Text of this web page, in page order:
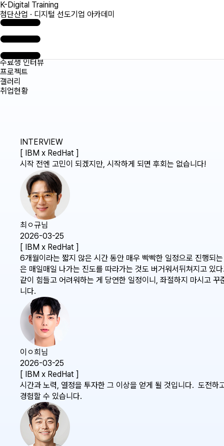
K-Digital Training
첨단산업 · 디지털 선도기업 아카데미
수료생 인터뷰
프로젝트
갤러리
취업현황
INTERVIEW
[ IBM x RedHat ]
시작 전엔 고민이 되겠지만, 시작하게 되면 후회는 없습니다!
최ㅇ규님
2026-03-25
[ IBM x RedHat ]
6개월이라는 짧지 않은 시간 동안 매우 빡빡한 일정으로 진행되
은 매일매일 나가는 진도를 따라가는 것도 버거워서뒤쳐지고 있
같이 힘들고 어려워하는 게 당연한 일정이니, 좌절하지 마시고
니다.
이ㅇ희님
2026-03-25
[ IBM x RedHat ]
시간과 노력, 열정을 투자한 그 이상을 얻게 될 것입니다. 도전하
경험할 수 있습니다.